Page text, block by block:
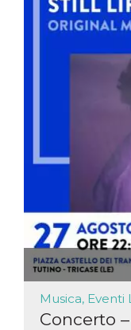
Musica, Eventi
Concerto